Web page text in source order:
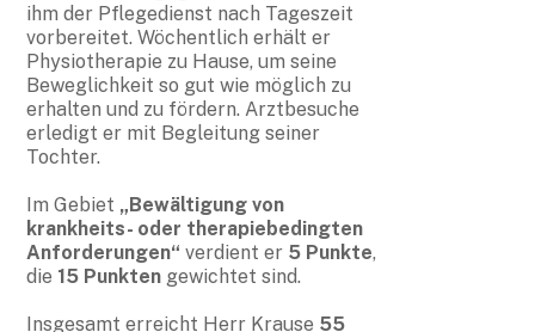
ihm der Pflegedienst nach Tageszeit
vorbereitet. Wöchentlich erhält er
Physiotherapie zu Hause, um seine
Beweglichkeit so gut wie möglich zu
erhalten und zu fördern. Arztbesuche
erledigt er mit Begleitung seiner
Tochter.
Im Gebiet „Bewältigung von
krankheits- oder therapiebedingten
Anforderungen“ verdient er 5 Punkte,
die 15 Punkten gewichtet sind.
Insgesamt erreicht Herr Krause 55